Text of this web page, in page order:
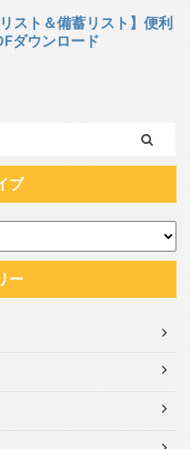
スト＆備蓄リスト】便利
ダウンロード
ブ
ー